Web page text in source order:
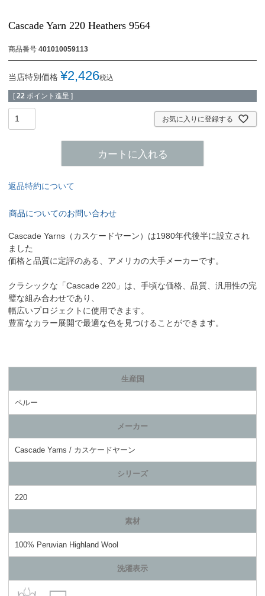
Cascade Yarn 220 Heathers 9564
商品番号 401010059113
当店特別価格 ¥2,426税込
[ 22 ポイント進呈 ]
お気に入りに登録する
カートに入れる
返品特約について
商品についてのお問い合わせ
Cascade Yarns（カスケードヤーン）は1980年代後半に設立され
ました
価格と品質に定評のある、アメリカの大手メーカーです。
クラシックな「Cascade 220」は、手頃な価格、品質、汎用性の完
璧な組み合わせであり、
幅広いプロジェクトに使用できます。
豊富なカラー展開で最適な色を見つけることができます。
生産国
ペルー
メーカー
Cascade Yarns / カスケードヤーン
シリーズ
220
素材
100% Peruvian Highland Wool
洗濯表示